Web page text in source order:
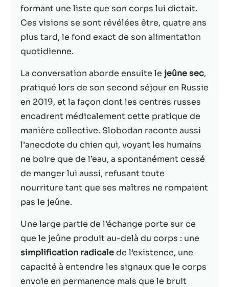
formant une liste que son corps lui dictait.
Ces visions se sont révélées être, quatre ans
plus tard, le fond exact de son alimentation
quotidienne.
La conversation aborde ensuite le jeûne sec,
pratiqué lors de son second séjour en Russie
en 2019, et la façon dont les centres russes
encadrent médicalement cette pratique de
manière collective. Slobodan raconte aussi
l’anecdote du chien qui, voyant les humains
ne boire que de l’eau, a spontanément cessé
de manger lui aussi, refusant toute
nourriture tant que ses maîtres ne rompaient
pas le jeûne.
Une large partie de l’échange porte sur ce
que le jeûne produit au-delà du corps : une
simplification radicalede l’existence, une
capacité à entendre les signaux que le corps
envoie en permanence mais que le bruit
Statistiques
Afin que nous
puissions
et la structure
du site Web,
en fonction
de la façon
dont le site
Web est
utilisé.
Experience
Afin que notre
site Web
possible lors
de votre visite.
ces cookies,
certaines
fonctionnalités